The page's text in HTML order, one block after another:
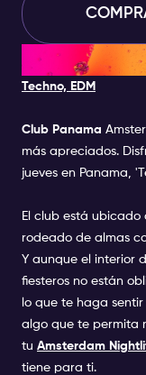
elegir un Evento
3. CLUB
Techno, EDM
Club Panama
más apreciados.
jueves en Panama,
El club está ubicado
rodeado de almas
Y aunque el interior
fiesteros no están
lo que te haga
algo que te permita
tu Amsterdam
tiene para ti.